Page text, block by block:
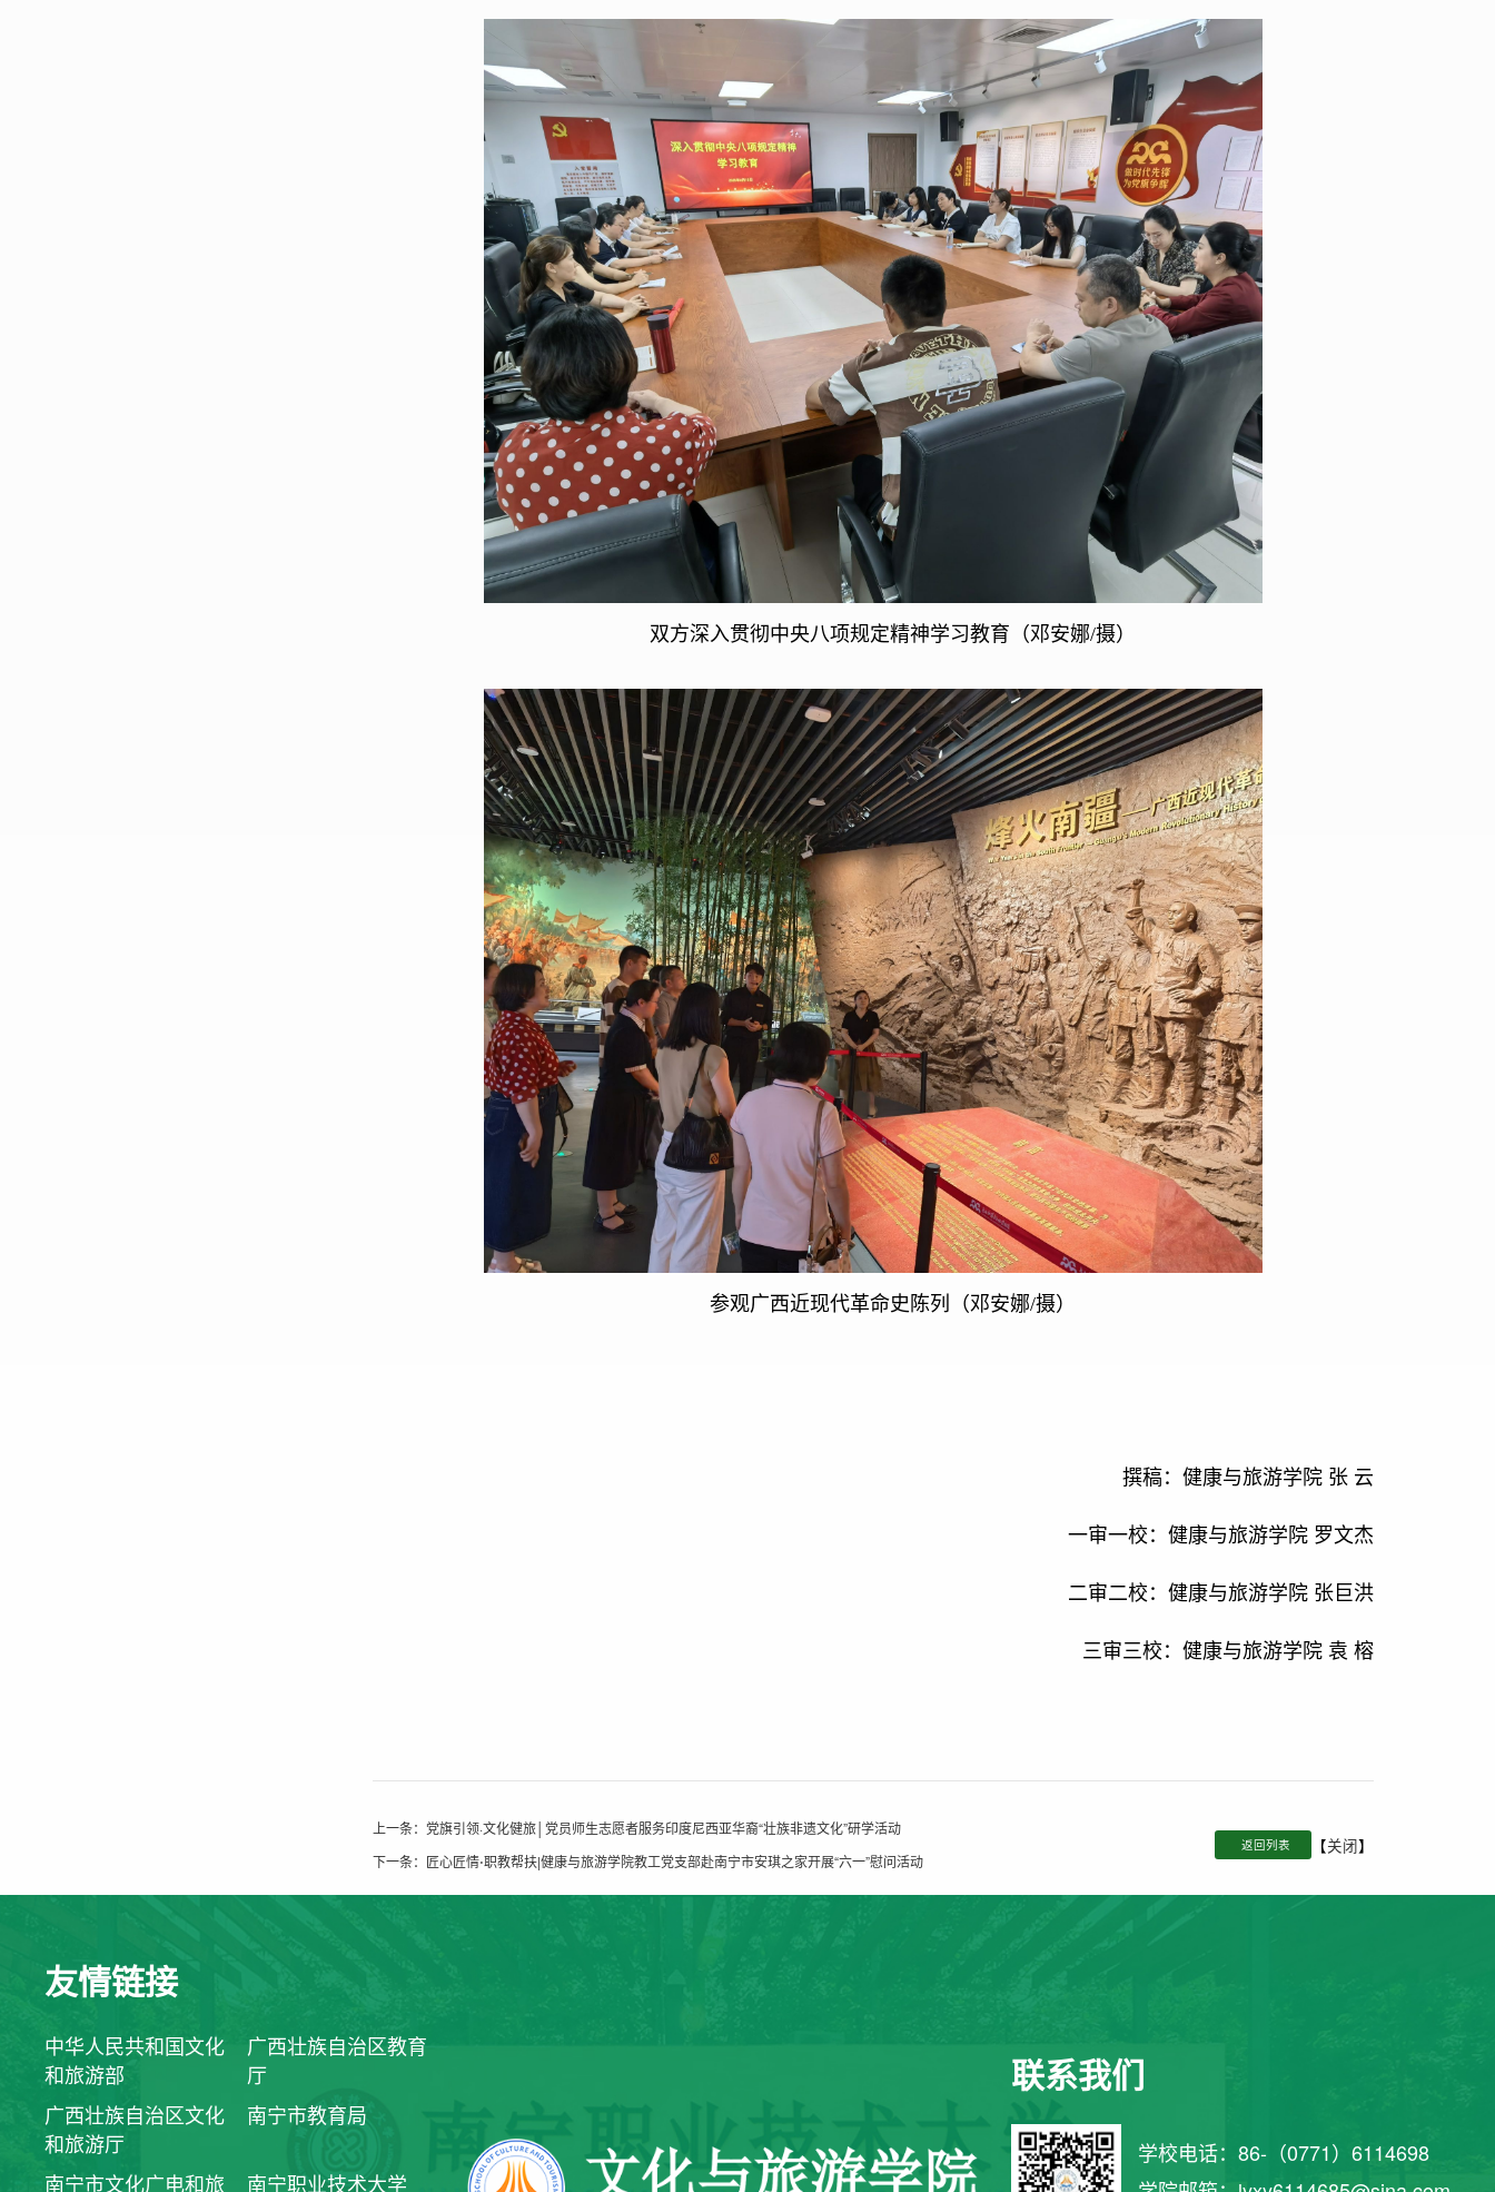
双方深入贯彻中央八项规定精神学习教育（邓安娜/摄）
参观广西近现代革命史陈列（邓安娜/摄）
撰稿：健康与旅游学院 张 云
一审一校：健康与旅游学院 罗文杰
二审二校：健康与旅游学院 张巨洪
三审三校：健康与旅游学院 袁 榕
上一条： 党旗引领·文化健旅│党员师生志愿者服务印度尼西亚华裔“壮族非遗文化”研学活动
下一条： 匠心匠情⋅职教帮扶|健康与旅游学院教工党支部赴南宁市安琪之家开展“六一”慰问活动
返回列表 【关闭】
友情链接
中华人民共和国文化
和旅游部
广西壮族自治区教育
厅
广西壮族自治区文化
和旅游厅
南宁市教育局
南宁市文化广电和旅 南宁职业技术大学
联系我们
学校电话：86-（0771）6114698